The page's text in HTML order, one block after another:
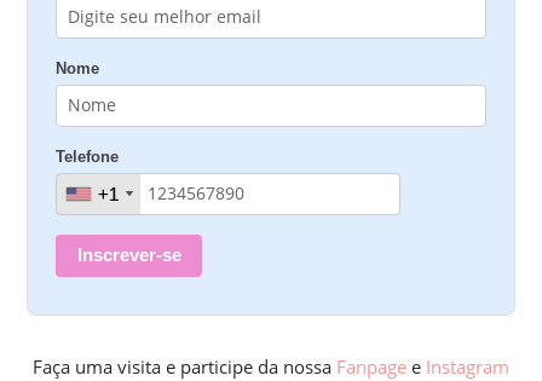
Nome
Telefone
+1
+1
Inscrever-se
Faça uma visita e participe da nossa Fanpage e Instagram